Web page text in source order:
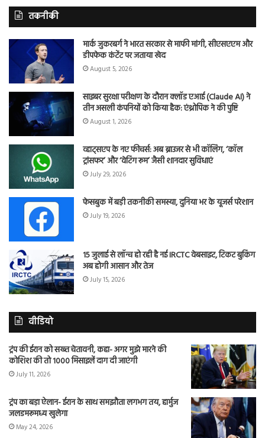
तकनीकी
मार्क जुकरबर्ग ने भारत सरकार से माफी मांगी, सीएसएएम और
डीपफेक कंटेंट पर जताया खेद
August 5, 2026
साइबर सुरक्षा परीक्षण के दौरान क्लॉड एआई (Claude AI) ने
तीन असली कंपनियों को किया हैक: एंथ्रोपिक ने की पुष्टि
August 1, 2026
व्हाट्सएप के नए फीचर्स: अब ब्राउजर से भी कॉलिंग, ‘कॉल
ट्रांसफर’ और ‘वेटिंग रूम’ जैसी शानदार सुविधाएं
July 29, 2026
फेसबुक में बड़ी तकनीकी समस्या, दुनिया भर के यूजर्स परेशान
July 19, 2026
15 जुलाई से लॉन्च हो रही है नई IRCTC वेबसाइट, टिकट बुकिंग
अब होगी आसान और तेज
July 15, 2026
वीडियो
ट्रंप की ईरान को सख्त चेतावनी, कहा- अगर मुझे मारने की
कोशिश की तो 1000 मिसाइलें दाग दी जाएंगी
July 11, 2026
ट्रंप का बड़ा ऐलान- ईरान के साथ समझौता लगभग तय, हार्मुज
जलडमरूमध्य खुलेगा
May 24, 2026